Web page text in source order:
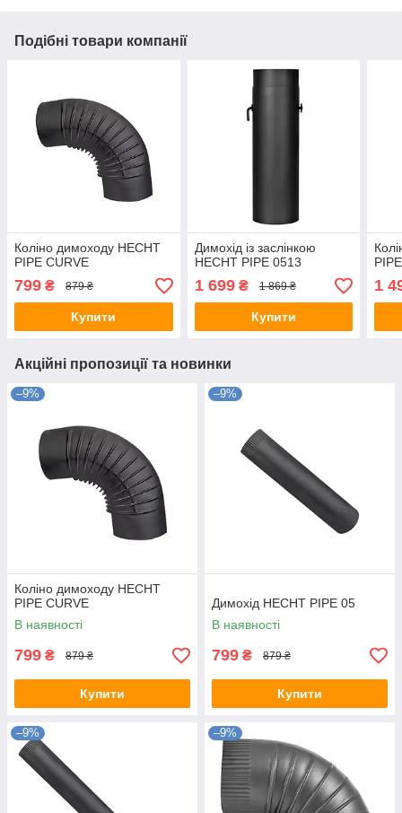
Подібні товари компанії
Коліно димоходу HECHT
PIPE CURVE
799 ₴ 879 ₴
Купити
Димохід із заслінкою
HECHT PIPE 0513
1 699₴ 1 869 ₴
Купити
1
Акційні пропозиції та новинки
–9%
Коліно димоходу HECHT
PIPE CURVE
В наявності
799 ₴ 879 ₴
Купити
–9%
Димохід HECHT PIPE 05
В наявності
799 ₴ 879 ₴
Купити
–9% –9%